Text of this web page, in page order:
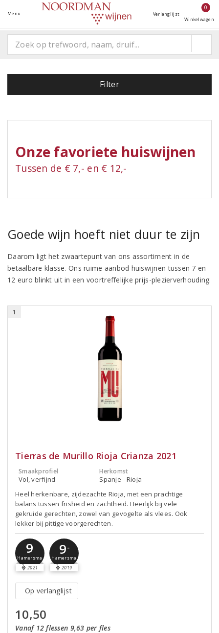
Menu Verlanglijst
0
Winkelwagen
Filter
Onze favoriete huiswijnen
Tussen de € 7,- en € 12,-
Goede wijn hoeft niet duur te zijn
Daarom ligt het zwaartepunt van ons assortiment in de
betaalbare klasse. Ons ruime aanbod huiswijnen tussen 7 en
12 euro blinkt uit in een voortreffelijke prijs-plezierverhouding.
1
Tierras de Murillo Rioja Crianza 2021
Smaakprofiel
Vol, verfijnd
Herkomst
Spanje - Rioja
Heel herkenbare, zijdezachte Rioja, met een prachtige
balans tussen frisheid en zachtheid. Heerlijk bij vele
gekruide gerechten, zowel van gevogelte als vlees. Ook
lekker bij pittige voorgerechten.
9
Hamersma
2021
9-
Hamersma
2019
Op verlanglijst
10,50
Vanaf 12 flessen 9,63 per fles